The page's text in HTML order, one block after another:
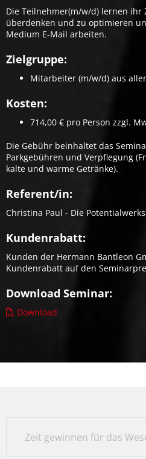
Die Teilnehmer(m/w/d) lernen ihr
überdenken und zu optimieren
Medium E-Mail arbeiten.
Zielgruppe:
Mitarbeiter (m/w/d) aus
Kosten:
714,00 € pro Person zzgl.
Die Gebühr beinhaltet das
Parkgebühren und Verpflegung
kalte und warme Getränke).
Referent/in:
Christina Paul - Die
Kundenrabatt:
Kunden der Hermann Bantleon
Kundenrabatt auf den
Download Seminar:
Download